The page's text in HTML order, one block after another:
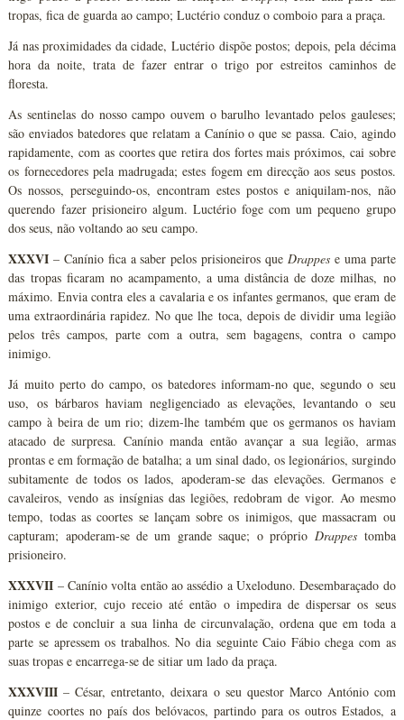
tropas, fica de guarda ao campo; Luctério conduz o comboio para a praça.
Já nas proximidades da cidade, Luctério dispõe postos; depois, pela décima
hora da noite, trata de fazer entrar o trigo por estreitos caminhos de
floresta.
As sentinelas do nosso campo ouvem o barulho levantado pelos gauleses;
são enviados batedores que relatam a Canínio o que se passa. Caio, agindo
rapidamente, com as coortes que retira dos fortes mais próximos, cai sobre
os fornecedores pela madrugada; estes fogem em direcção aos seus postos.
Os nossos, perseguindo-os, encontram estes postos e aniquilam-nos, não
querendo fazer prisioneiro algum. Luctério foge com um pequeno grupo
dos seus, não voltando ao seu campo.
XXXVI– Canínio fica a saber pelos prisioneiros queDrappes e uma parte
das tropas ficaram no acampamento, a uma distância de doze milhas, no
máximo. Envia contra eles a cavalaria e os infantes germanos, que eram de
uma extraordinária rapidez. No que lhe toca, depois de dividir uma legião
pelos três campos, parte com a outra, sem bagagens, contra o campo
inimigo.
Já muito perto do campo, os batedores informam-no que, segundo o seu
uso, os bárbaros haviam negligenciado as elevações, levantando o seu
campo à beira de um rio; dizem-lhe também que os germanos os haviam
atacado de surpresa. Canínio manda então avançar a sua legião, armas
prontas e em formação de batalha; a um sinal dado, os legionários, surgindo
subitamente de todos os lados, apoderam-se das elevações. Germanos e
cavaleiros, vendo as insígnias das legiões, redobram de vigor. Ao mesmo
tempo, todas as coortes se lançam sobre os inimigos, que massacram ou
capturam; apoderam-se de um grande saque; o próprioDrappes tomba
prisioneiro.
XXXVII – Canínio volta então ao assédio a Uxeloduno. Desembaraçado do
inimigo exterior, cujo receio até então o impedira de dispersar os seus
postos e de concluir a sua linha de circunvalação, ordena que em toda a
parte se apressem os trabalhos. No dia seguinte Caio Fábio chega com as
suas tropas e encarrega-se de sitiar um lado da praça.
XXXVIII – César, entretanto, deixara o seu questor Marco António com
quinze coortes no país dos belóvacos, partindo para os outros Estados, a